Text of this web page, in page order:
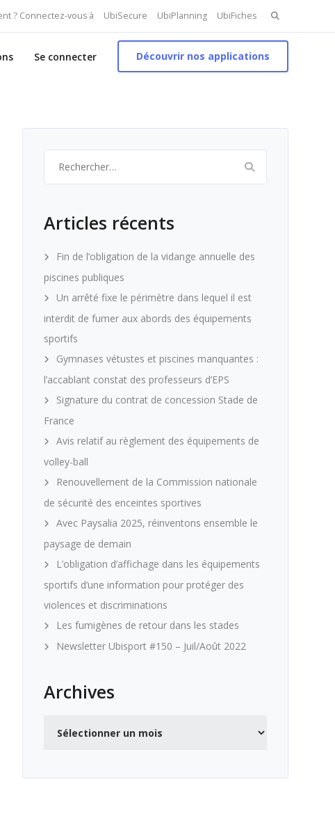
? Connectez-vous à UbiSecure UbiPlanning UbiFiches Search
for:
Se connecter Découvrir nos applications
Articles récents
Fin de l’obligation de la vidange annuelle des
piscines publiques
Un arrêté fixe le périmètre dans lequel il est
interdit de fumer aux abords des équipements
sportifs
Gymnases vétustes et piscines manquantes :
l’accablant constat des professeurs d’EPS
Signature du contrat de concession Stade de
France
Avis relatif au règlement des équipements de
volley-ball
Renouvellement de la Commission nationale
de sécurité des enceintes sportives
Avec Paysalia 2025, réinventons ensemble le
paysage de demain
L’obligation d’affichage dans les équipements
sportifs d’une information pour protéger des
violences et discriminations
Les fumigènes de retour dans les stades
Newsletter Ubisport #150 – Juil/Août 2022
Archives